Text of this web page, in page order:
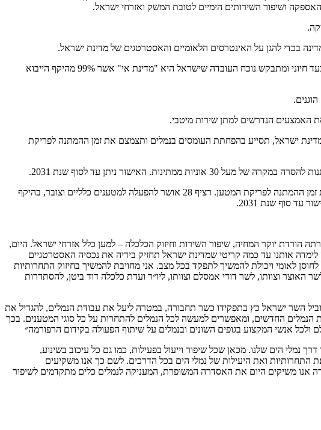
ושיפור השירותים הימיים לטובת המשק ואזרחי ישראל.
בכדי להגן על האינטרסים הלאומיים והאסטרטגים של מדינת ישראל.
האסדרה החדשה מספקת מענה מקיף לעומסים איתם צפויים להתמודד הנמלים, הן בשינוע מטען כללי והן בקליטת מכולות. המהלך הינו צעד חיוני ומתבקש נוכח העובדה שישראל היא "מדינת אי" אשר 99% מהיקף הייבוא
האמצעים הנדרשים למתן שירות מיטבי.
ולצרכי התשתית של מדינת ישראל, תסייע בהפחתת העומסים בנמלים ותצמצם את זמן ההמתנה לפריקת
לנמל הדרום ניתנה הרשאה לשימוש ברציף 28 שתיתן מענה למטען כללי וצובר , ההרשאה תסייע בהפחתת העומסים בנמלים ותצמצם את זמן ההמתנה לפריקת המטען. רציף 28 אושר להפעלה למטענים כלליים וצובר, בהיקף
יוקר המחיה, שיפור השירות וחיזוק הכלכלה – למען כלל אזרחי ישראל. היום,
אותנו עד כמה קריטי שמדינת ישראל תחזיק בידיה את נכסיה האסטרטגיים
לאומי ויכולת להמשיך לתפקד בכל מצב. אני מחויבת להמשיך בחיזוק התחרותיות
וצוותו, לשר דודי אמסלם וצוותו, ליו״ר ועדת כלכלה דוד ביטן, להסתדרות
השר ישראל כץ בתפקידו כשר תחבורה, במטרה ליעל את עבודת הנמלים, להגדיל את
הנמלים החדשים, ומאפשרים למעשה לכל הנמלים להתחרות על כל סוגי המטענים. בכך
ולכל אנשי המקצוע בגופים השונים ובנמלים על שיתוף הפעולה בקידום הרפורמה״
מכלל הייבוא לישראל, שהיקפו מסתכם ב-330 מיליארד שקלים בשנה, עובר דרך נמלי הים שלנו. מכאן שכל שיפור וייעול בפעילות, כמו גם כל עיכוב בשינוע,
התחרותיות ואת היעילות של נמלי הים בכל הדרכים. לשם כך אנו משקיעים
אנו משיקים היום את האסדרה המשופרת, המעניקה לנמלים כלים מתקדמים לשיפור